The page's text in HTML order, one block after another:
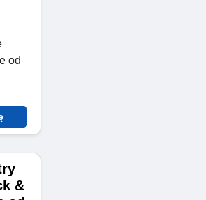
od
&